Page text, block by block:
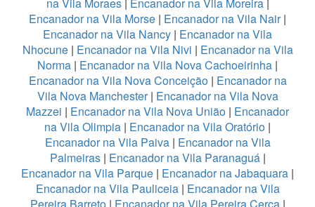
Encanador na Vila Morse | Encanador na Vila Nair|
Encanador na Vila Nancy | Encanador na Vila
Nhocune| Encanador na Vila Nivi | Encanador na Vila
Norma | Encanador na Vila Nova Cachoeirinha |
Encanador na Vila Nova Conceição| Encanador na
Vila Nova Manchester| Encanador na Vila Nova
Mazzei | Encanador na Vila Nova União | Encanador
na Vila Olimpia | Encanador na Vila Oratório |
Encanador na Vila Paiva| Encanador na Vila
Palmeiras| Encanador na Vila Paranaguá|
Encanador na Vila Parque | Encanador na Jabaquara |
Encanador na Vila Pauliceia| Encanador na Vila
Pereira Barreto| Encanador na Vila Pereira Cerca|